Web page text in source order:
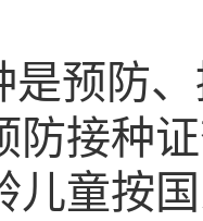
是预防
防接种
儿童按